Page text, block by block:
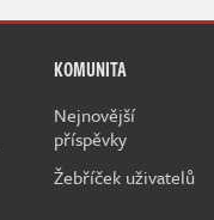
KOMUNITA
Nejnovější
příspěvky
Žebříček uživatelů